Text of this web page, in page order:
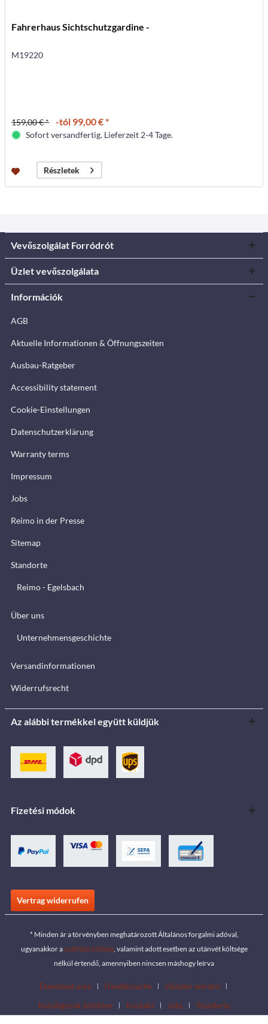
Fahrerhaus Sichtschutzgardine -
M19220
159,00 € * -tól 99,00 € *
Sofort versandfertig. Lieferzeit 2-4 Tage.
Részletek
Vevőszolgálat Forródrót
Üzlet vevőszolgálata
Információk
AGB
Aktuelle Informationen & Öffnungszeiten
Ausbau-Ratgeber
Accessibility statement
Cookie-Einstellungen
Datenschutzerklärung
Warranty terms
Impressum
Jobs
Reimo in der Presse
Sitemap
Standorte
Reimo - Egelsbach
Über uns
Unternehmensgeschichte
Versandinformationen
Widerrufsrecht
Az alábbi termékkel együtt küldjük
Fizetési módok
Vertrag widerrufen
* Minden ár a törvényben meghatározott Általános forgalmi adóval,
ugyanakkor aszállítási költség, valamint adott esetben az utánvét költsége
nélkül értendő, amennyiben nincsen máshogy leírva
Download area Händlersuche
Händler werden
Katalógusok letöltése
Kontakt Jobs Standorte